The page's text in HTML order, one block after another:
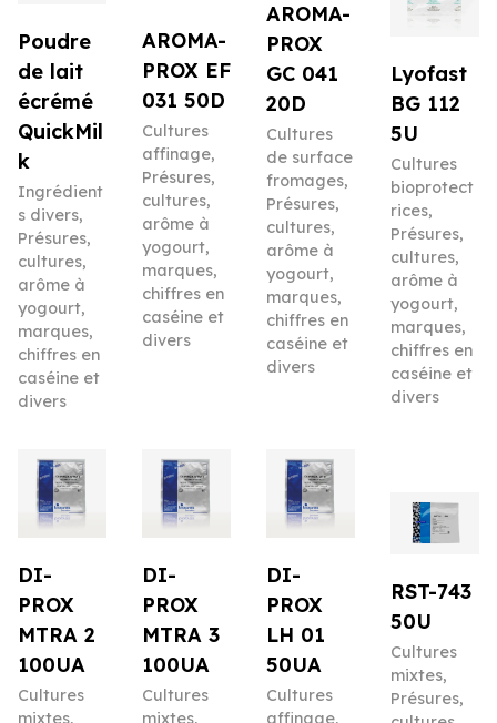
Poudre
de lait
écrémé
QuickMil
k
Ingrédient
s divers,
Présures,
cultures,
arôme à
yogourt,
marques,
chiffres en
caséine et
divers
AROMA-
PROX EF
031 50D
Cultures
affinage,
Présures,
cultures,
arôme à
yogourt,
marques,
chiffres en
caséine et
divers
AROMA-
PROX
GC 041
20D
Cultures
de surface
fromages,
Présures,
cultures,
arôme à
yogourt,
marques,
chiffres en
caséine et
divers
Lyofast
BG 112
5U
Cultures
bioprotect
rices,
Présures,
cultures,
arôme à
yogourt,
marques,
chiffres en
caséine et
divers
DI-
PROX
MTRA 2
100UA
Cultures
mixtes,
DI-
PROX
MTRA 3
100UA
Cultures
mixtes,
DI-
PROX
LH 01
50UA
Cultures
affinage,
RST-743
50U
Cultures
mixtes,
Présures,